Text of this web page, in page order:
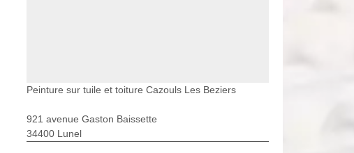
Peinture sur tuile et toiture Cazouls Les Beziers
921 avenue Gaston Baissette
34400 Lunel